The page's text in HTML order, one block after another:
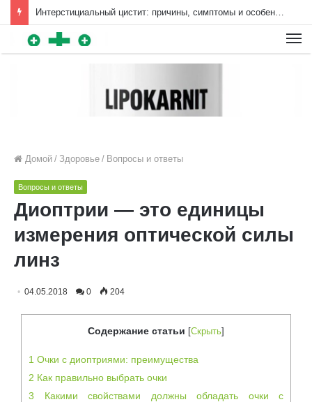
Интерстициальный цистит: причины, симптомы и особенности лечения | Diet4Health.ru
Домой / Здоровье / Вопросы и ответы
Вопросы и ответы
Диоптрии — это единицы
измерения оптической силы
линз
04.05.2018 0 204
Содержание статьи [Скрыть]
1 Очки с диоптриями: преимущества
2 Как правильно выбрать очки
3 Какими свойствами должны обладать очки с
Для любых предложений по